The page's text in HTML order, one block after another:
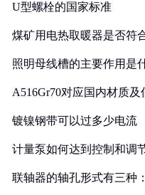
U型螺栓的国家标准
煤矿用电热取暖器是否符
照明母线槽的主要作用是
A516Gr70对应国内材质
镀镍钢带可以过多少电流
计量泵如何达到控制和调
联轴器的轴孔形式有三种